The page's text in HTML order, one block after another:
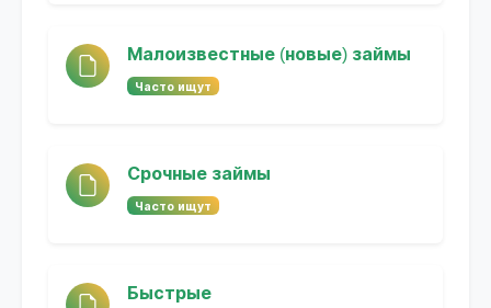
Малоизвестные (новые) займы
Часто ищут
Срочные займы
Часто ищут
Быстрые